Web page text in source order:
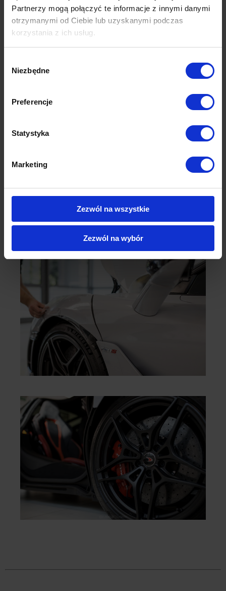
Partnerzy mogą połączyć te informacje z innymi danymi
otrzymanymi od Ciebie lub uzyskanymi podczas
korzystania z ich usług.
zgody
Niezbędne
Preferencje
Statystyka
Marketing
Zezwól na wszystkie
Zezwól na wybór